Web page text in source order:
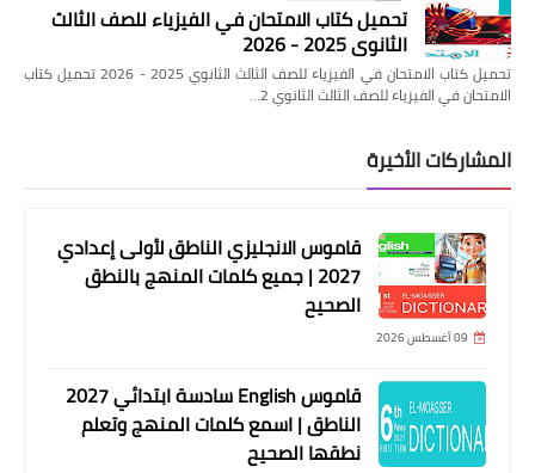
تحميل كتاب الامتحان في الفيزياء للصف الثالث
الثانوي 2025 - 2026
تحميل كتاب الامتحان في الفيزياء للصف الثالث الثانوي 2025 - 2026 تحميل كتاب
الامتحان في الفيزياء للصف الثالث الثانوي 2…
المشاركات الأخيرة
قاموس الانجليزي الناطق لأولى إعدادي
2027 | جميع كلمات المنهج بالنطق
الصحيح
09 أغسطس 2026
قاموس English سادسة ابتدائي 2027
الناطق | اسمع كلمات المنهج وتعلم
نطقها الصحيح